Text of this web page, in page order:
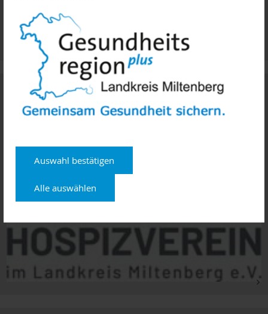
Auswahl bestätigen
Alle auswählen
Palliativ - Hospiz